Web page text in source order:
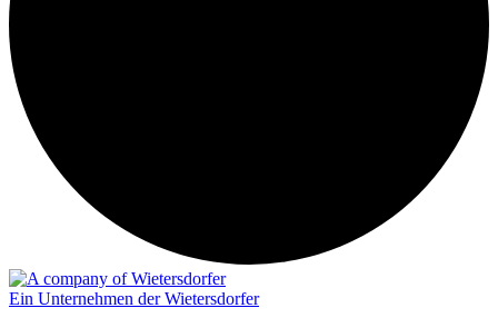
Ein Unternehmen der Wietersdorfer